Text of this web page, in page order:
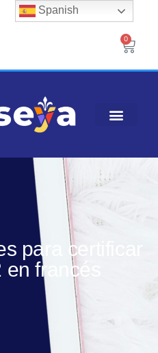
0
para certificar
francés
Spanish